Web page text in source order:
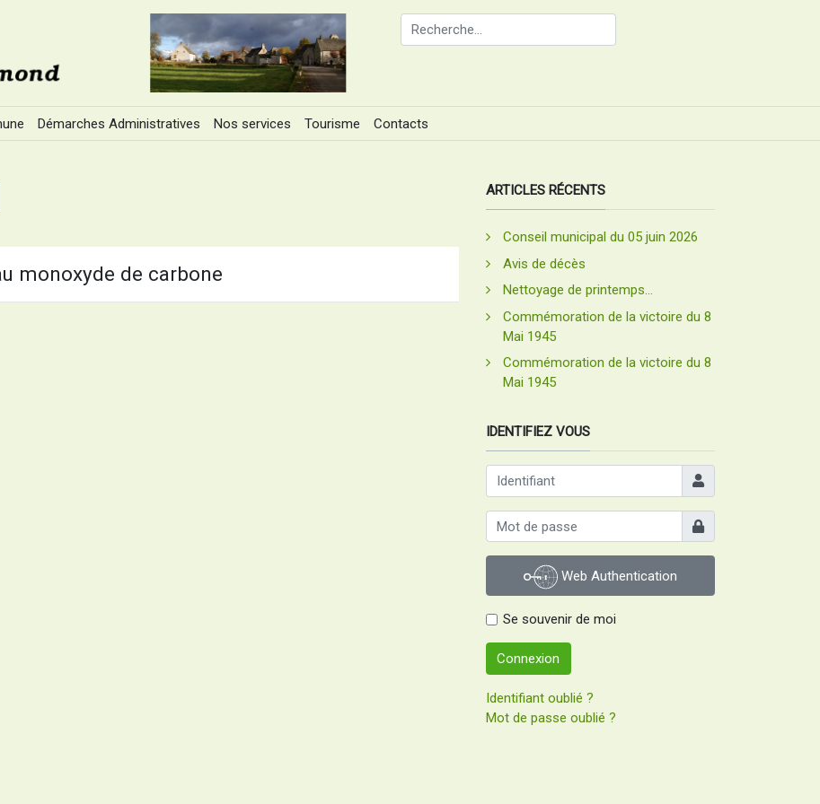
Démarches Administratives Nos services Tourisme Contacts
monoxyde de carbone
ARTICLES RÉCENTS
Conseil municipal du 05 juin 2026
Avis de décès
Nettoyage de printemps...
Commémoration de la victoire du 8
Mai 1945
Commémoration de la victoire du 8
Mai 1945
IDENTIFIEZ VOUS
Identifiant
Afficher
Web Authentication
Se souvenir de moi
Connexion
Identifiant oublié ?
Mot de passe oublié ?